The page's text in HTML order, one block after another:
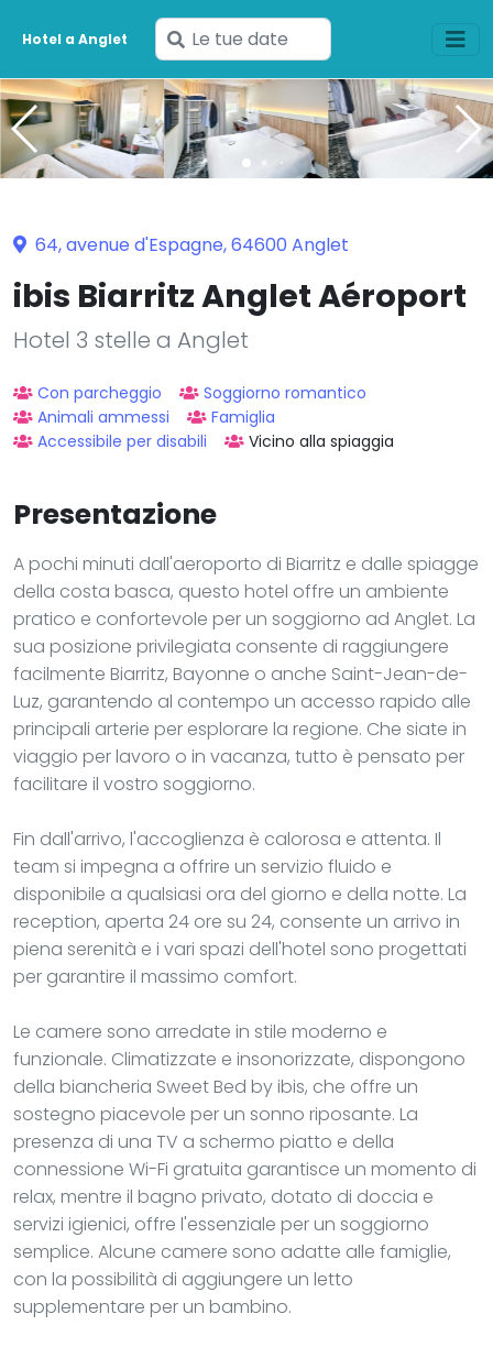
Hotel a Anglet
Inserisci
le
tue
date
64, avenue d'Espagne, 64600 Anglet
ibis Biarritz Anglet Aéroport
Hotel 3 stelle a Anglet
Con parcheggio
Soggiorno romantico
Animali ammessi
Famiglia
Accessibile per disabili
Vicino alla spiaggia
Presentazione
A pochi minuti dall'aeroporto di Biarritz e dalle spiagge
della costa basca, questo hotel offre un ambiente
pratico e confortevole per un soggiorno ad Anglet. La
sua posizione privilegiata consente di raggiungere
facilmente Biarritz, Bayonne o anche Saint-Jean-de-
Luz, garantendo al contempo un accesso rapido alle
principali arterie per esplorare la regione. Che siate in
viaggio per lavoro o in vacanza, tutto è pensato per
facilitare il vostro soggiorno.
Fin dall'arrivo, l'accoglienza è calorosa e attenta. Il
team si impegna a offrire un servizio fluido e
disponibile a qualsiasi ora del giorno e della notte. La
reception, aperta 24 ore su 24, consente un arrivo in
piena serenità e i vari spazi dell'hotel sono progettati
per garantire il massimo comfort.
Le camere sono arredate in stile moderno e
funzionale. Climatizzate e insonorizzate, dispongono
della biancheria Sweet Bed by ibis, che offre un
sostegno piacevole per un sonno riposante. La
presenza di una TV a schermo piatto e della
connessione Wi-Fi gratuita garantisce un momento di
relax, mentre il bagno privato, dotato di doccia e
servizi igienici, offre l'essenziale per un soggiorno
semplice. Alcune camere sono adatte alle famiglie,
con la possibilità di aggiungere un letto
supplementare per un bambino.